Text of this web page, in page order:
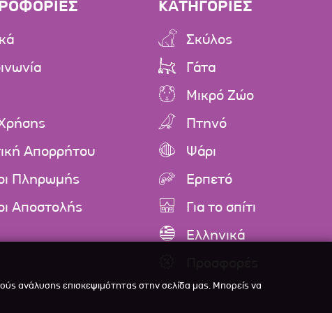
Απορρήτου
Πληρωμής
Αποστολής
ΚΑΤΗΓΟΡΙΕΣ
Σκύλος
Γάτα
Μικρό Ζώο
Πτηνό
Ψάρι
Ερπετό
Για το σπίτι
Ελληνικά
ανάλυσης επισκεψιμότητας στην σελίδα μας. Μπορείς να